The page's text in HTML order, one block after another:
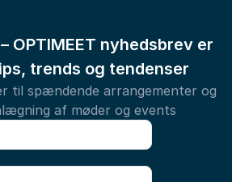
OPTIMEET nyhedsbrev er
trends og tendenser
til spændende arrangementer og
af møder og events